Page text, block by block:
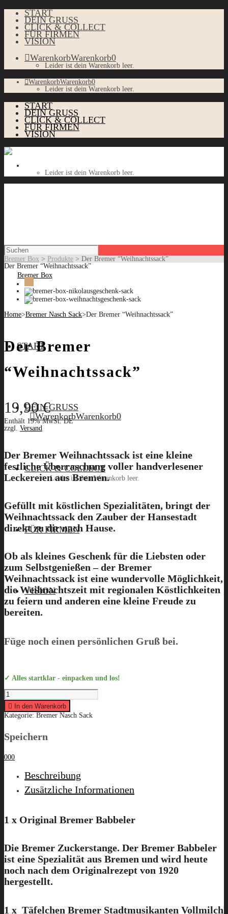
START
DEIN GRUSS
CLICK & COLLECT
FÜR FIRMEN
VISION
WarenkorbWarenkorb0
Leider ist dein Warenkorb leer.
WarenkorbWarenkorb0
Leider ist dein Warenkorb leer.
START
DEIN GRUSS
CLICK & COLLECT
FÜR FIRMEN
VISION
Leider ist dein Warenkorb leer.
START
DEIN GRUSS
CLICK & COLLECT
FÜR FIRMEN
VISION
WarenkorbWarenkorb0
Leider ist dein Warenkorb leer.
Menü
Bremer Box > Produkte > Der Bremer “Weihnachtssack”
Der Bremer “Weihnachtssack”
Home>Bremer Nasch Sack>Der Bremer “Weihnachtssack”
Der Bremer
“Weihnachtssack”
19,90€
Enthält 19% MwSt. DE
zzgl. Versand
Der Bremer Weihnachtssack ist eine kleine
festliche Überraschung voller handverlesener
Leckereien aus Bremen.
Gefüllt mit köstlichen Spezialitäten, bringt der
Weihnachtssack den Zauber der Hansestadt
direkt zu dir nach Hause.
Ob als kleines Geschenk für die Liebsten oder
zum Selbstgenießen – der Bremer
Weihnachtssack ist eine wundervolle Möglichkeit,
die Weihnachtszeit mit regionalen Köstlichkeiten
zu feiern und anderen eine kleine Freude zu
bereiten.
Füge noch einen persönlichen Gruß bei.
✓ Alles startklar - einpacken und los!
Der
Bremer
"Weihnachtssack"
quantity
In den Warenkorb
Kategorie: Bremer Nasch Sack
Speichern
000
Beschreibung
Zusätzliche Informationen
1 x Original Bremer Babbeler
Die Bremer Zuckerstange. Der Bremer Babbeler
ist eine Spezialität aus Bremen und wird heute
noch nach dem Originalrezept von 1920
hergestellt.
1 x Täfelchen Bremer Stadtmusikanten Vollmilch